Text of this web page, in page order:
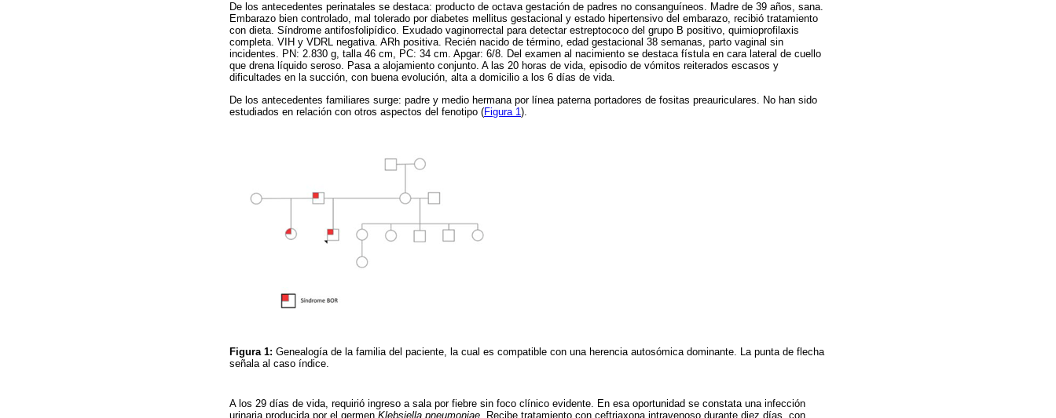
De los antecedentes perinatales se destaca: producto de octava gestación de padres no consanguíneos. Madre de 39 años, sana.
Embarazo bien controlado, mal tolerado por diabetes mellitus gestacional y estado hipertensivo del embarazo, recibió tratamiento
con dieta. Síndrome antifosfolipídico. Exudado vaginorrectal para detectar estreptococo del grupo B positivo, quimioprofilaxis
completa. VIH y VDRL negativa. ARh positiva. Recién nacido de término, edad gestacional 38 semanas, parto vaginal sin
incidentes. PN: 2.830 g, talla 46 cm, PC: 34 cm. Apgar: 6/8. Del examen al nacimiento se destaca fístula en cara lateral de cuello
que drena líquido seroso. Pasa a alojamiento conjunto. A las 20 horas de vida, episodio de vómitos reiterados escasos y
dificultades en la succión, con buena evolución, alta a domicilio a los 6 días de vida.
De los antecedentes familiares surge: padre y medio hermana por línea paterna portadores de fositas preauriculares. No han sido
estudiados en relación con otros aspectos del fenotipo (Figura 1).
Figura 1: Genealogía de la familia del paciente, la cual es compatible con una herencia autosómica dominante. La punta de flecha
señala al caso índice.
A los 29 días de vida, requirió ingreso a sala por fiebre sin foco clínico evidente. En esa oportunidad se constata una infección
urinaria producida por el germen Klebsiella pneumoniae . Recibe tratamiento con ceftriaxona intravenoso durante diez días, con